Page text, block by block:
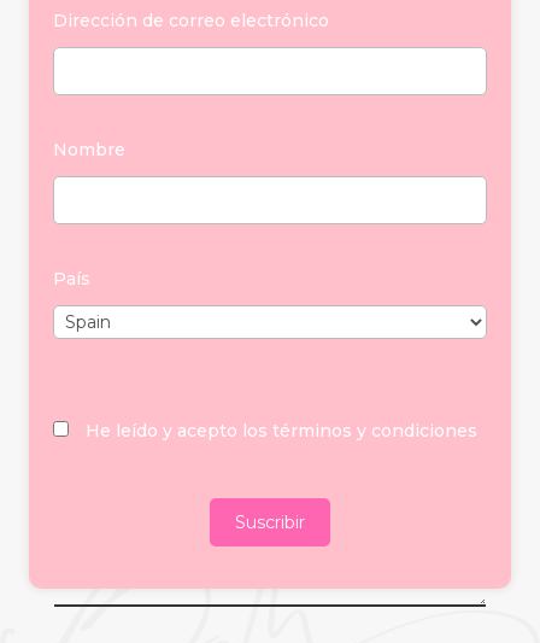
Dirección de correo electrónico
Nombre
País
He leído y acepto los términos y condiciones